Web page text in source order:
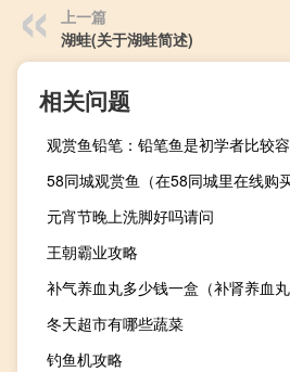
上一篇
湖蛙(关于湖蛙简述)
相关问题
观赏鱼铅笔：铅笔鱼是初学者比较
58同城观赏鱼（在58同城里在线购
元宵节晚上洗脚好吗请问
王朝霸业攻略
补气养血丸多少钱一盒（补肾养血丸
冬天超市有哪些蔬菜
钓鱼机攻略